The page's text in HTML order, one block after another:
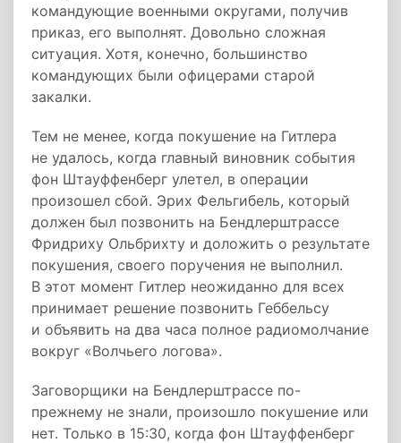
командующие военными округами, получив
приказ, его выполнят. Довольно сложная
ситуация. Хотя, конечно, большинство
командующих были офицерами старой
закалки.
Тем не менее, когда покушение на Гитлера
не удалось, когда главный виновник события
фон Штауффенберг улетел, в операции
произошел сбой. Эрих Фельгибель, который
должен был позвонить на Бендлерштрассе
Фридриху Ольбрихту и доложить о результате
покушения, своего поручения не выполнил.
В этот момент Гитлер неожиданно для всех
принимает решение позвонить Геббельсу
и объявить на два часа полное радиомолчание
вокруг «Волчьего логова».
Заговорщики на Бендлерштрассе по-
прежнему не знали, произошло покушение или
нет. Только в 15:30, когда фон Штауффенберг